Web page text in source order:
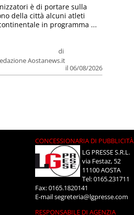
di
Aostanews.it
il 06/08/2026
è di portare sulla
della città alcuni atleti
in programma ...
CONCESSIONARIA DI PUBBLICITÀ
LG PRESSE S.R.L.
via Festaz, 52
11100 AOSTA
Tel: 0165.231711
Fax: 0165.1820141
E-mailsegreteria@lgpresse.com
RESPONSABILE DI AGENZIA